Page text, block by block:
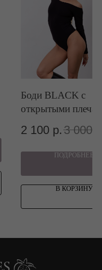
Боди BLACK с
открытыми
2 100 р.3 000
ПОДРОБНЕЕ
В КОРЗИНУ